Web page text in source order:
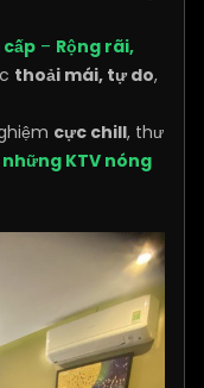
– Rộng rãi,
thoải mái, tự do,
cực chill, thư
KTV nóng